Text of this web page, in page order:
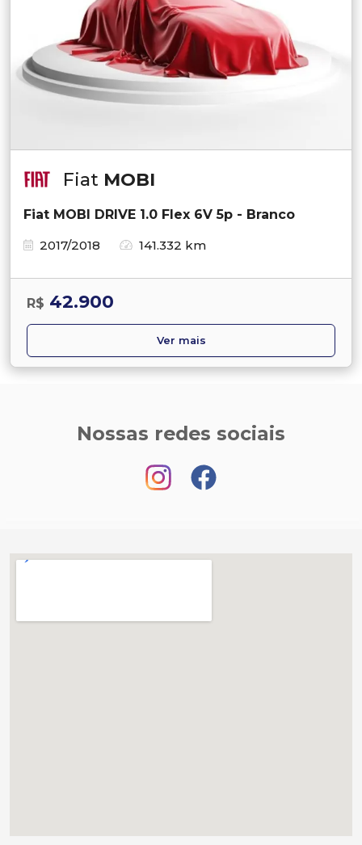
Fiat MOBI
Fiat MOBI DRIVE 1.0 Flex 6V 5p - Branco
2017/2018
141.332 km
R$ 42.900
Ver mais
Nossas redes sociais